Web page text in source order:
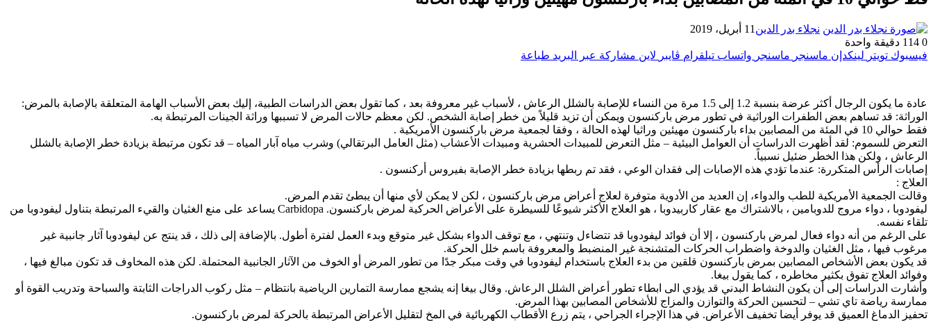
نجلاء بدر الدين 11 أبريل، 2019
0
دقيقة واحدة
فيسبوك تويتر لينكدإن ماسنجر ماسنجر واتساب تيلقرام ڤايبر لاين مشاركة عبر البريد طباعة
عادة ما يكون الرجال أكثر عرضة بنسبة 1.2 إلى 1.5 مرة من النساء للإصابة بالشلل الرعاش ، لأسباب غير معروفة بعد ، كما تقول بعض الدراسات الطبية، إليك بعض الأسباب الهامة المتعلقة بالإصابة بالمرض:
الوراثة: قد تساهم بعض الطفرات الوراثية في تطور مرض باركنسون ويمكن أن تزيد قليلاً من خطر إصابة الشخص. لكن معظم حالات المرض لا تسببها وراثة الجينات المرتبطة به.
فقط حوالي 10 في المئة من المصابين بداء باركنسون مهيئين وراثيا لهذه الحالة ، وفقا لجمعية مرض باركنسون الأمريكية .
التعرض للسموم: لقد أظهرت الدراسات أن العوامل البيئية – مثل التعرض للمبيدات الحشرية ومبيدات الأعشاب (مثل العامل البرتقالي) وشرب مياه آبار المياه – قد تكون مرتبطة بزيادة خطر الإصابة بالشلل
الرعاش ، ولكن هذا الخطر ضئيل نسبياً.
إصابات الرأس المتكررة: عندما تؤدي هذه الإصابات إلى فقدان الوعي ، فقد تم ربطها بزيادة خطر الإصابة بفيروس أركنسون .
العلاج :
وقالت الجمعية الأمريكية للطب والدواء، إن العديد من الأدوية متوفرة لعلاج أعراض مرض باركنسون ، لكن لا يمكن لأي منها أن يبطئ تقدم المرض.
ليفودوبا ، دواء مروج للدوبامين ، بالاشتراك مع عقار كاربيدوبا ، هو العلاج الأكثر شيوعًا للسيطرة على الأعراض الحركية لمرض باركنسون. Carbidopa يساعد على منع الغثيان والقيء المرتبطة بتناول ليفودوبا من
تلقاء نفسه.
على الرغم من أنه دواء فعال لمرض باركنسون ، إلا أن فوائد ليفودوبا قد تتضاءل وتنتهي ، مع توقف الدواء بشكل غير متوقع وبدء العمل لفترة أطول. بالإضافة إلى ذلك ، قد ينتج عن ليفودوبا آثار جانبية غير
مرغوب فيها ، مثل الغثيان والدوخة واضطراب الحركات المتشنجة غير المنضبط والمعروفة باسم خلل الحركة.
قد يكون بعض الأشخاص المصابين بمرض باركنسون قلقين من بدء العلاج باستخدام ليفودوبا في وقت مبكر جدًا من تطور المرض أو الخوف من الآثار الجانبية المحتملة. لكن هذه المخاوف قد تكون مبالغ فيها ،
وفوائد العلاج تفوق بكثير مخاطره ، كما يقول بيغا.
وأشارت الدراسات إلى أن يكون النشاط البدني قد يؤدي الى ابطاء تطور أعراض الشلل الرعاش. وقال بيغا إنه يشجع ممارسة التمارين الرياضية بانتظام – مثل ركوب الدراجات الثابتة والسباحة وتدريب القوة أو
ممارسة رياضة تاي تشي – لتحسين الحركة والتوازن والمزاج للأشخاص المصابين بهذا المرض.
تحفيز الدماغ العميق قد يوفر أيضا تخفيف الأعراض. في هذا الإجراء الجراحي ، يتم زرع الأقطاب الكهربائية في المخ لتقليل الأعراض المرتبطة بالحركة لمرض باركنسون.